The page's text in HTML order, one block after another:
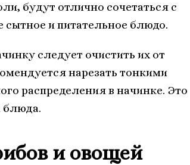
будут отлично сочетаться с
и питательное блюдо.
следует очистить их от
нарезать тонкими
распределения в начинке. Это
блюда.
и овощей